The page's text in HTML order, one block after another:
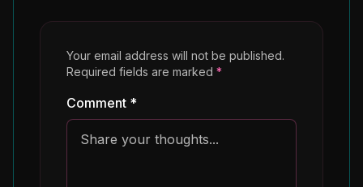
Your email address will not be published.
Required fields are marked *
Comment *